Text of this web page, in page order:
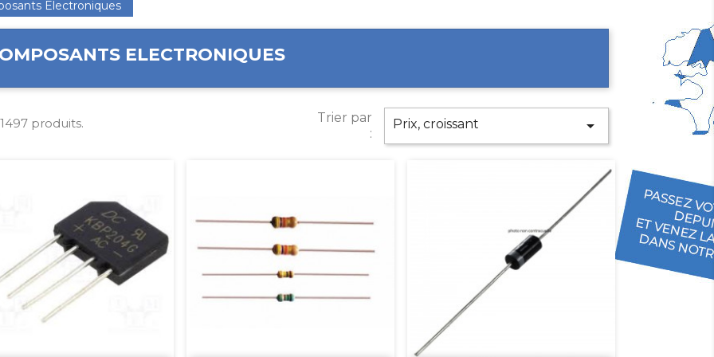
Electroniques
ELECTRONIQUES
produits.
Trier par
:
Prix, croissant 